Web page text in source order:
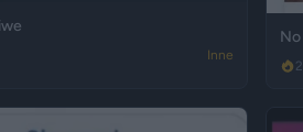
Inne